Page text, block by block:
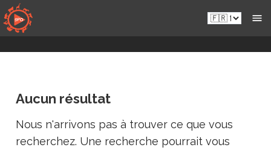
Passer
au
contenu
Fr.sportsmansparadiseonline.com
Aucun résultat
Nous n'arrivons pas à trouver ce que vous
recherchez. Une recherche pourrait vous